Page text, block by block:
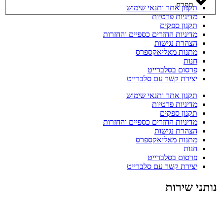
תפרח
תקנון אתר ותנאי שימוש
מדיניות פרטיות
תקנון ספקים
מדיניות החזרים כספיים והחזרות
הצהרת נגישות
מתנות מאליאקספרס
חנות
פרסום בסלברייט
יצירת קשר עם סלברייט
תקנון אתר ותנאי שימוש
מדיניות פרטיות
תקנון ספקים
מדיניות החזרים כספיים והחזרות
הצהרת נגישות
מתנות מאליאקספרס
חנות
פרסום בסלברייט
יצירת קשר עם סלברייט
נותני שירות